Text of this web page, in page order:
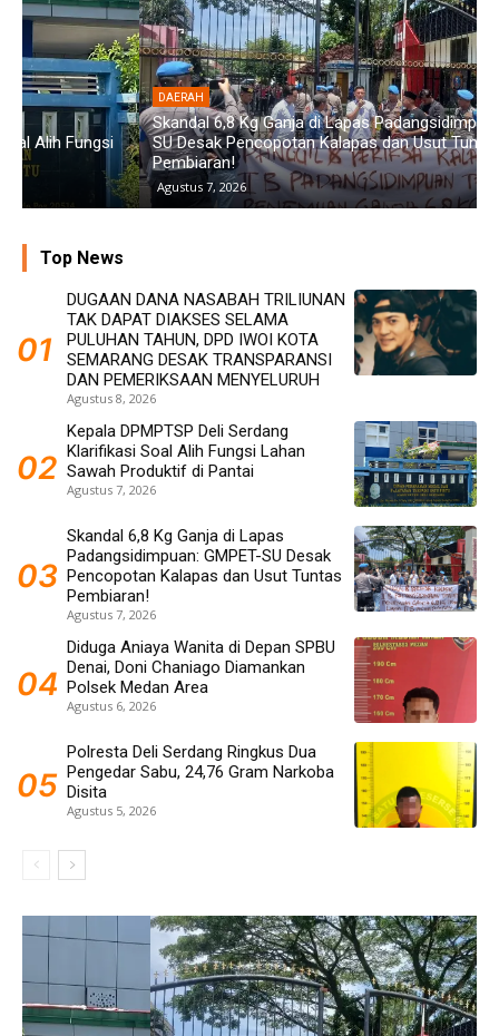
DAERAH
Skandal 6,8 Kg Ganja di Lapas Padangsidimpuan: GMPET-
SU Desak Pencopotan Kalapas dan Usut Tuntas
Pembiaran!
Agustus 7, 2026
Top News
DUGAAN DANA NASABAH TRILIUNAN
TAK DAPAT DIAKSES SELAMA
PULUHAN TAHUN, DPD IWOI KOTA
SEMARANG DESAK TRANSPARANSI
DAN PEMERIKSAAN MENYELURUH
Agustus 8, 2026
Kepala DPMPTSP Deli Serdang
Klarifikasi Soal Alih Fungsi Lahan
Sawah Produktif di Pantai
Agustus 7, 2026
Skandal 6,8 Kg Ganja di Lapas
Padangsidimpuan: GMPET-SU Desak
Pencopotan Kalapas dan Usut Tuntas
Pembiaran!
Agustus 7, 2026
Diduga Aniaya Wanita di Depan SPBU
Denai, Doni Chaniago Diamankan
Polsek Medan Area
Agustus 6, 2026
Polresta Deli Serdang Ringkus Dua
Pengedar Sabu, 24,76 Gram Narkoba
Disita
Agustus 5, 2026